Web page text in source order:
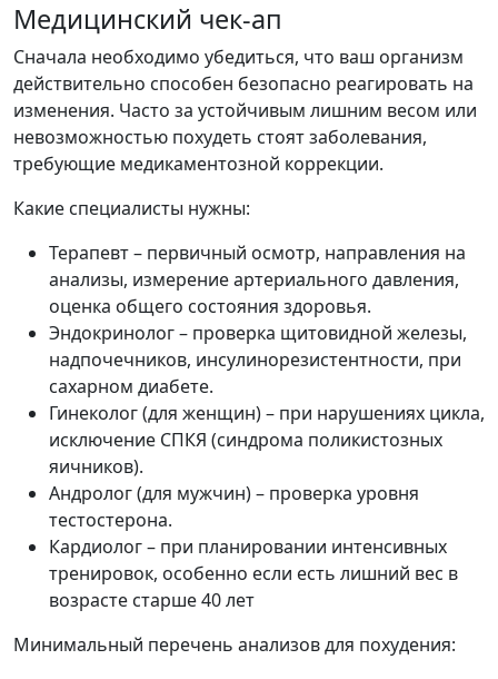
Медицинский чек-ап
Сначала необходимо убедиться, что ваш организм
действительно способен безопасно реагировать на
изменения. Часто за устойчивым лишним весом или
невозможностью похудеть стоят заболевания,
требующие медикаментозной коррекции.
Какие специалисты нужны:
Терапевт – первичный осмотр, направления на
анализы, измерение артериального давления,
оценка общего состояния здоровья.
Эндокринолог – проверка щитовидной железы,
надпочечников, инсулинорезистентности, при
сахарном диабете.
Гинеколог (для женщин) – при нарушениях цикла,
исключение СПКЯ (синдрома поликистозных
яичников).
Андролог (для мужчин) – проверка уровня
тестостерона.
Кардиолог – при планировании интенсивных
тренировок, особенно если есть лишний вес в
возрасте старше 40 лет
Минимальный перечень анализов для похудения: